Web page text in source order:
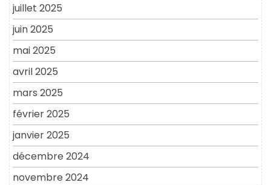
juillet 2025
juin 2025
mai 2025
avril 2025
mars 2025
février 2025
janvier 2025
décembre 2024
novembre 2024